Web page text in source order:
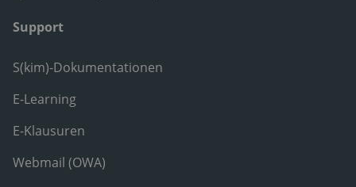
Support
S(kim)-Dokumentationen
E-Learning
E-Klausuren
Webmail (OWA)